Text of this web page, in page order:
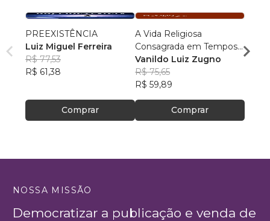
PREEXISTÊNCIA
Luiz Miguel Ferreira
R$ 77,53
R$ 61,38
Comprar
A Vida Religiosa
Consagrada em Tempos
de Papa Francisco
Vanildo Luiz Zugno
R$ 75,65
R$ 59,89
Comprar
NOSSA MISSÃO
Democratizar a publicação e venda de